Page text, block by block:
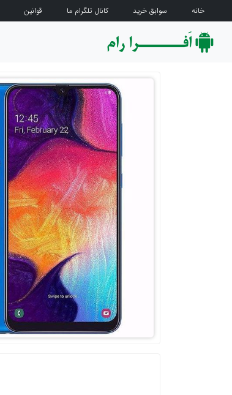
خانه سوابق خرید کانال تلگرام ما قوانین